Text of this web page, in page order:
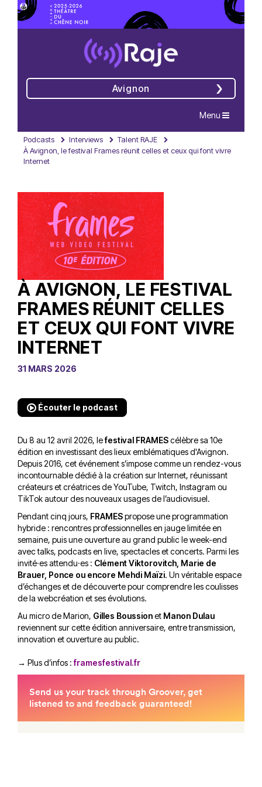
Avignon
Navigation
Menu
Podcasts Interviews
Talent RAJE
À Avignon, le festival Frames réunit celles et ceux qui font vivre
Internet
À AVIGNON, LE FESTIVAL
FRAMES RÉUNIT CELLES
ET CEUX QUI FONT VIVRE
INTERNET
31 MARS 2026
Écouter le podcast
Du 8 au 12 avril 2026, lefestival FRAMEScélèbre sa 10e
édition en investissant des lieux emblématiques d'Avignon.
Depuis 2016, cet événement s’impose comme un rendez-vous
incontournable dédié à la création sur Internet, réunissant
créateurs et créatrices de YouTube, Twitch, Instagram ou
TikTok autour des nouveaux usages de l’audiovisuel.
Pendant cinq jours, FRAMESpropose une programmation
hybride : rencontres professionnelles en jauge limitée en
semaine, puis une ouverture au grand public le week-end
avec talks, podcasts en live, spectacles et concerts. Parmi les
invité·es attendu·es : Clément Viktorovitch, Marie de
Brauer, Ponce ou encore Mehdi Maïzi. Un véritable espace
d’échanges et de découverte pour comprendre les coulisses
de la webcréation et ses évolutions.
Au micro de Marion, Gilles Boussionet Manon Dulau
reviennent sur cette édition anniversaire, entre transmission,
innovation et ouverture au public.
→ Plus d’infos :framesfestival.fr